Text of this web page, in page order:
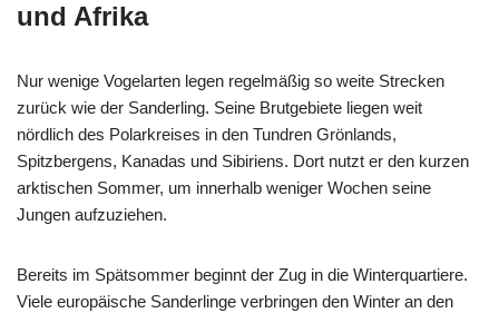
und Afrika
Nur wenige Vogelarten legen regelmäßig so weite Strecken
zurück wie der Sanderling. Seine Brutgebiete liegen weit
nördlich des Polarkreises in den Tundren Grönlands,
Spitzbergens, Kanadas und Sibiriens. Dort nutzt er den kurzen
arktischen Sommer, um innerhalb weniger Wochen seine
Jungen aufzuziehen.
Bereits im Spätsommer beginnt der Zug in die Winterquartiere.
Viele europäische Sanderlinge verbringen den Winter an den